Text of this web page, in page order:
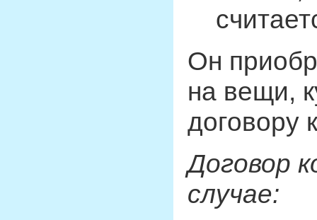
Он
на вещи,
договору
Договор
случае: